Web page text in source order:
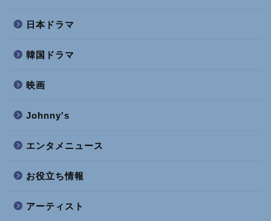
日本ドラマ
韓国ドラマ
映画
Johnny's
エンタメニュース
お役立ち情報
アーティスト